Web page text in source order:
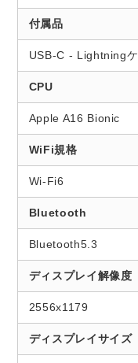
付属品
USB-C - Lightning
CPU
Apple A16 Bionic
WiFi規格
Wi-Fi6
Bluetooth
Bluetooth5.3
ディスプレイ解像度
2556x1179
ディスプレイサイズ